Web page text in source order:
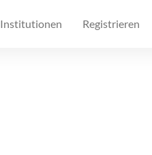
Institutionen Registrieren